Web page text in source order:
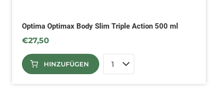
Optima Optimax Body Slim Triple Action 500 ml
€27,50
HINZUFÜGEN